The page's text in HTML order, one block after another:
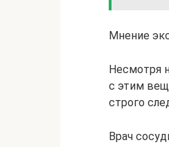
Мнение
Несмотря
с этим
строго
Врач